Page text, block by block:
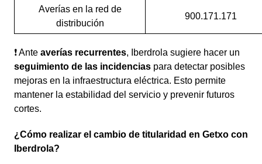
Averías en la red de
distribución
900.171.171
❗ Ante averías recurrentes, Iberdrola sugiere hacer un
seguimiento de las incidencias para detectar posibles
mejoras en la infraestructura eléctrica. Esto permite
mantener la estabilidad del servicio y prevenir futuros
cortes.
¿Cómo realizar el cambio de titularidad en Getxo con
Iberdrola?